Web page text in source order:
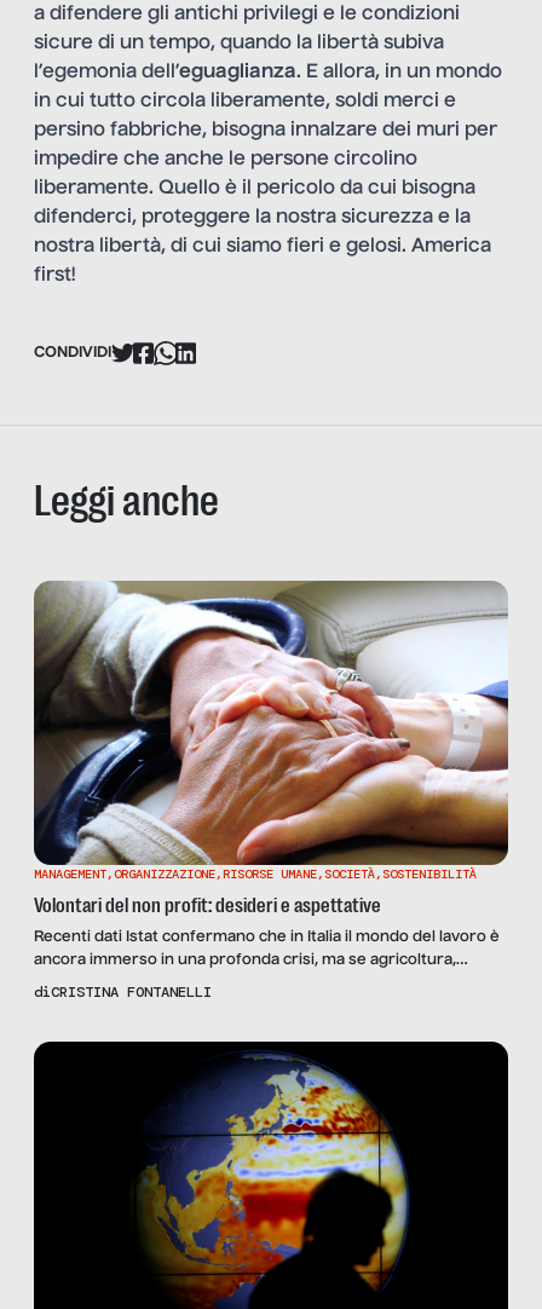
a difendere gli antichi privilegi e le condizioni
sicure di un tempo, quando la libertà subiva
l’egemonia dell’eguaglianza. E allora, in un mondo
in cui tutto circola liberamente, soldi merci e
persino fabbriche, bisogna innalzare dei muri per
impedire che anche le persone circolino
liberamente. Quello è il pericolo da cui bisogna
difenderci, proteggere la nostra sicurezza e la
nostra libertà, di cui siamo fieri e gelosi. America
first!
CONDIVIDI
Leggi anche
MANAGEMENT,ORGANIZZAZIONE,RISORSE UMANE, SOCIETÀ, SOSTENIBILITÀ
Volontari del non profit: desideri e aspettative
Recenti dati Istat confermano che in Italia il mondo del lavoro è
ancora immerso in una profonda crisi, ma se agricoltura,
industria e artigianato sono in affanno, va pure rilevato che il
specifico contesto, […]
diCRISTINA FONTANELLI